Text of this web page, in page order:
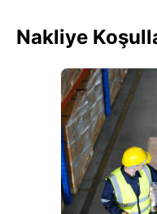
Nakliye